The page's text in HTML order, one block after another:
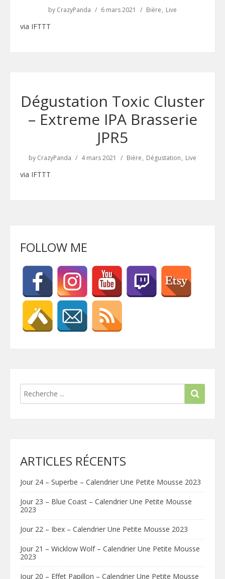
by CrazyPanda 6 mars 2021 Bière Live
via IFTTT
Dégustation Toxic Cluster
– Extreme IPA Brasserie
JPR5
by CrazyPanda 4 mars 2021 Bière Dégustation Live
via IFTTT
FOLLOW ME
ARTICLES RÉCENTS
Jour 24 – Superbe – Calendrier Une Petite Mousse 2023
Jour 23 – Blue Coast – Calendrier Une Petite Mousse
2023
Jour 22 – Ibex – Calendrier Une Petite Mousse 2023
Jour 21 – Wicklow Wolf – Calendrier Une Petite Mousse
2023
Jour 20 – Effet Papillon – Calendrier Une Petite Mousse